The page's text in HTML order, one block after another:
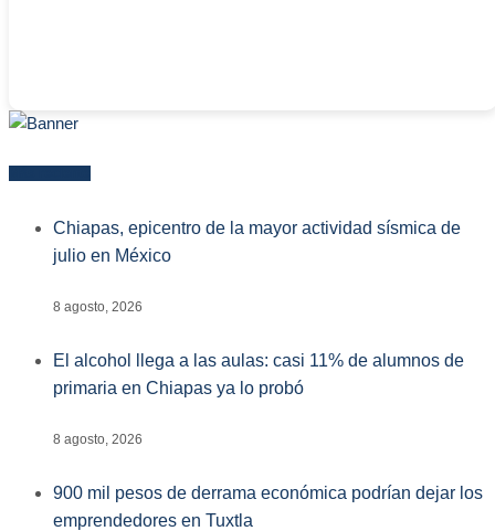
Chiapas, epicentro de la mayor actividad sísmica de
julio en México
8 agosto, 2026
El alcohol llega a las aulas: casi 11% de alumnos de
primaria en Chiapas ya lo probó
8 agosto, 2026
900 mil pesos de derrama económica podrían dejar los
emprendedores en Tuxtla